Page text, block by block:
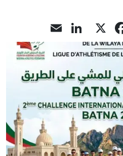
Facebook
LinkedIn